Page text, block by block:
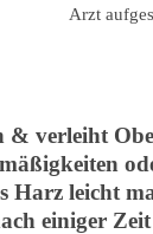
Arzt
verleiht
leicht
einiger